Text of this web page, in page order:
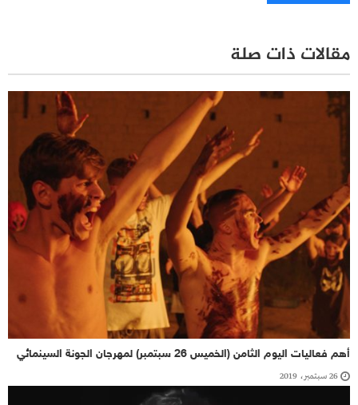
مقالات ذات صلة
أهم فعاليات اليوم الثامن (الخميس 26 سبتمبر) لمهرجان الجونة السينمائي
26 سبتمبر، 2019